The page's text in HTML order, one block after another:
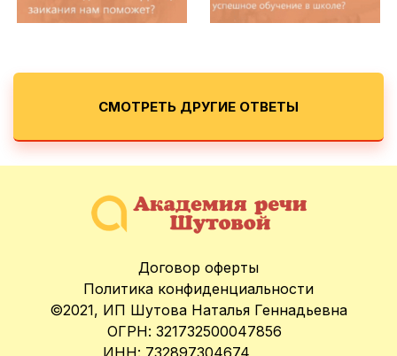
СМОТРЕТЬ ДРУГИЕ ОТВЕТЫ
Договор оферты
Политика конфиденциальности
©2021, ИП Шутова Наталья Геннадьевна
ОГРН: 321732500047856
ИНН: 732897304674